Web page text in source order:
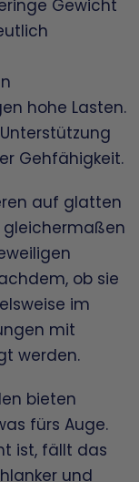
Gewicht
hohe Lasten.
Gehfähigkeit.
auf glatten
ob sie
im
mit
werden.
bieten
fürs Auge.
ist, fällt das
und